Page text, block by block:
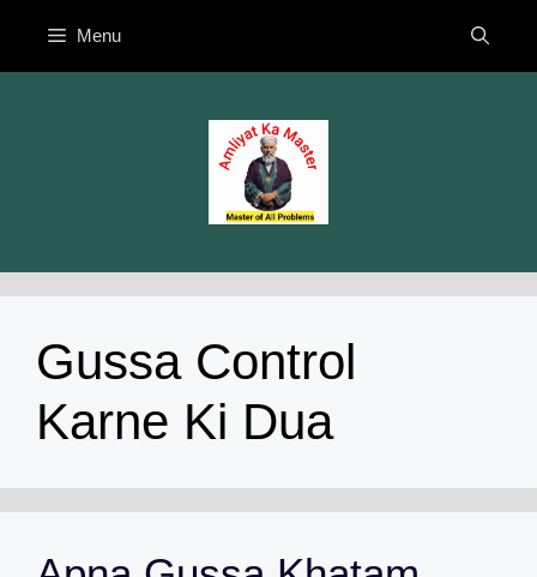
content
Menu
Gussa Control
Karne Ki Dua